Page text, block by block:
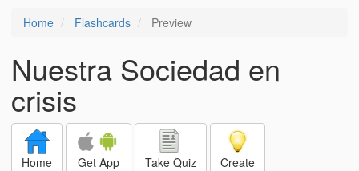
Home Flashcards Preview
Nuestra Sociedad en
crisis
Home Get App Take Quiz Create